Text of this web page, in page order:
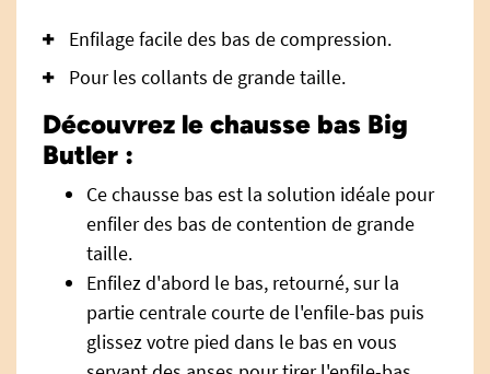
Enfilage facile des bas de compression.
Pour les collants de grande taille.
Découvrez le chausse bas Big
Butler :
Ce chausse bas est la solution idéale pour
enfiler des bas de contention de grande
taille.
Enfilez d'abord le bas, retourné, sur la
partie centrale courte de l'enfile-bas puis
glissez votre pied dans le bas en vous